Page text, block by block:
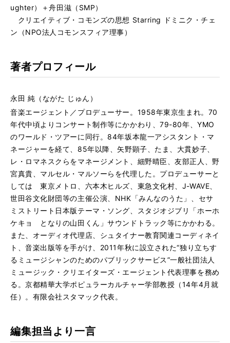
ughter）＋舟田滋（SMP）
クリエイティブ・コモンズの思想 Starring ドミニク・チェ
ン（NPO法人コモンスフィア理事）
著者プロフィール
永田 純（ながた じゅん）
音楽エージェント／プロデューサー。1958年東京生まれ。70
年代中頃よりコンサート制作等にかかわり、79-80年、YMO
のワールド・ツアーに同行。84年坂本龍一アシスタント・マ
ネージャーを経て、85年以降、矢野顕子、たま、大貫妙子、
レ・ロマネスクらをマネージメント、細野晴臣、友部正人、野
宮真貴、マルセル・マルソーらを代理した。プロデューサーと
しては 東京メトロ、六本木ヒルズ、東急文化村、J-WAVE、
世田谷文化財団等の主催公演、NHK「みんなのうた」、セサ
ミストリート日本版テーマ・ソング、スタジオジブリ「ホーホ
ケキョ となりの山田くん」サウンドトラック等にかかわる。
また、オーディオ代理店、シュタイナー教育関連コーディネイ
ト、音楽出版等を手がけ、2011年秋に設立された“独り立ちす
るミュージシャンのためのパブリックサービス”一般社団法人
ミュージック・クリエイターズ・エージェント代表理事を務め
る。京都精華大学ポピュラーカルチャー学部教授（14年4月就
任）。有限会社スタマック代表。
編集担当より一言